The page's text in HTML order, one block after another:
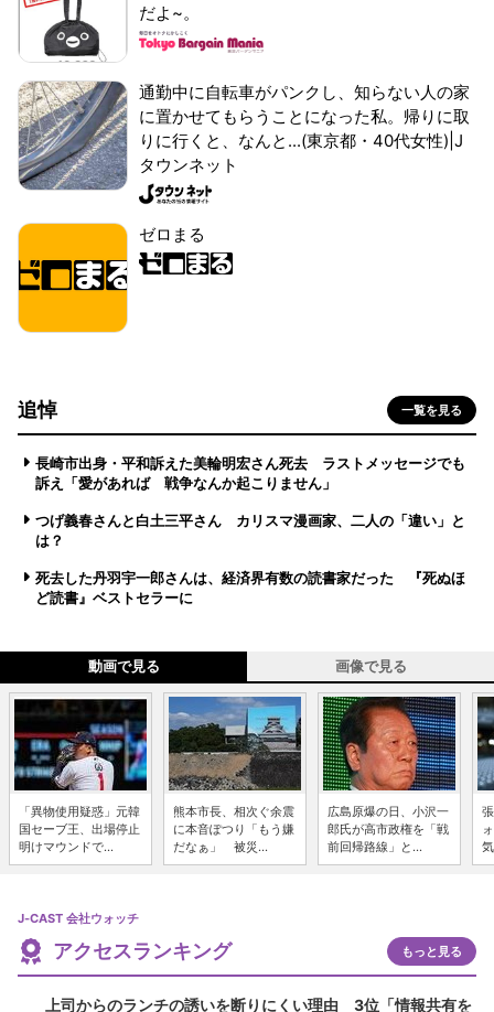
だよ~。
通勤中に自転車がパンクし、知らない人の家
に置かせてもらうことになった私。帰りに取
りに行くと、なんと...(東京都・40代女性)|J
タウンネット
ゼロまる
追悼 一覧を見る
長崎市出身・平和訴えた美輪明宏さん死去 ラストメッセージでも
訴え「愛があれば 戦争なんか起こりません」
つげ義春さんと白土三平さん カリスマ漫画家、二人の「違い」と
は？
死去した丹羽宇一郎さんは、経済界有数の読書家だった 『死ぬほ
ど読書』ベストセラーに
動画で見る 画像で見る
「異物使用疑惑」元韓
国セーブ王、出場停止
明けマウンドで...
熊本市長、相次ぐ余震
に本音ぽつり「もう嫌
だなぁ」 被災...
広島原爆の日、小沢一
郎氏が高市政権を「戦
前回帰路線」と...
J-CAST 会社ウォッチ
アクセスランキング もっと見る
上司からのランチの誘いを断りにくい理由 3位「情報共有を